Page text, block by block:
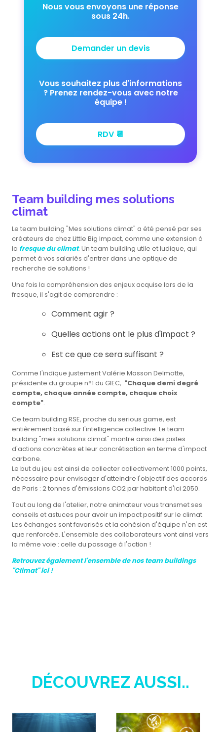
Nous vous envoyons une réponse
sous 24h.
Demander un devis
Vous souhaitez plus d'informations
? Prenez rendez-vous avec notre
équipe !
RDV 📆
Team building mes solutions
climat
Le team building "Mes solutions climat" a été pensé par ses
créateurs de chez Little Big Impact, comme une extension à
la fresque du climat. Un team building utile et ludique, qui
permet à vos salariés d'entrer dans une optique de
recherche de solutions !
Une fois la compréhension des enjeux acquise lors de la
fresque, il s'agit de comprendre :
Comment agir ?
Quelles actions ont le plus d'impact ?
Est ce que ce sera suffisant ?
Comme l'indique justement Valérie Masson Delmotte,
présidente du groupe n°1 du GIEC, "Chaque demi degré
compte, chaque année compte, chaque choix
compte".
Ce team building RSE, proche du serious game, est
entièrement basé sur l'intelligence collective. Le team
building "mes solutions climat" montre ainsi des pistes
d'actions concrètes et leur concrétisation en terme d'impact
carbone.
Le but du jeu est ainsi de collecter collectivement 1000 points,
nécessaire pour envisager d'atteindre l'objectif des accords
de Paris : 2 tonnes d'émissions CO2 par habitant d'ici 2050.
Tout au long de l'atelier, notre animateur vous transmet ses
conseils et astuces pour avoir un impact positif sur le climat.
Les échanges sont favorisés et la cohésion d'équipe n'en est
que renforcée. L'ensemble des collaborateurs vont ainsi vers
la même voie : celle du passage à l'action !
Retrouvez également l'ensemble de nos team buildings
"Climat" ici !
DÉCOUVREZ AUSSI..